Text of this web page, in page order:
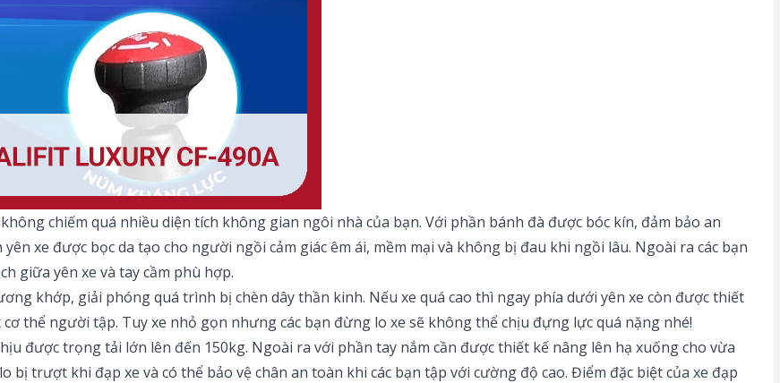
chiếm quá nhiều diện tích không gian ngôi nhà của bạn. Với phần bánh đà được bóc kín, đảm bảo an
xe được bọc da tạo cho người ngồi cảm giác êm ái, mềm mại và không bị đau khi ngồi lâu. Ngoài ra các bạn
giữa yên xe và tay cầm phù hợp.
khớp, giải phóng quá trình bị chèn dây thần kinh. Nếu xe quá cao thì ngay phía dưới yên xe còn được thiết
thể người tập. Tuy xe nhỏ gọn nhưng các bạn đừng lo xe sẽ không thể chịu đựng lực quá nặng nhé!
được trọng tải lớn lên đến 150kg. Ngoài ra với phần tay nắm cần được thiết kế nâng lên hạ xuống cho vừa
bị trượt khi đạp xe và có thể bảo vệ chân an toàn khi các bạn tập với cường độ cao. Điểm đặc biệt của xe đạp